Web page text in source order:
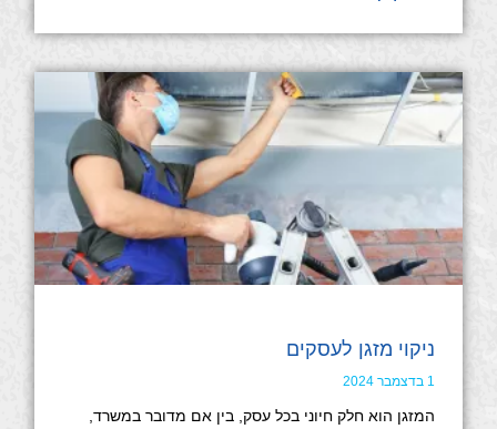
ניקוי מזגן לעסקים
1 בדצמבר 2024
המזגן הוא חלק חיוני בכל עסק, בין אם מדובר במשרד,